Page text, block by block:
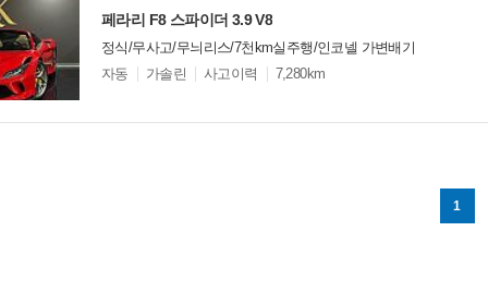
페라리 F8 스파이더 3.9 V8
정식/무사고/무늬리스/7천km실주행/인코넬 가변배기
모
션
자동 가솔린 사고이력 7,280km
1